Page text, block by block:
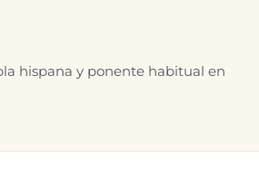
hispana y ponente habitual en